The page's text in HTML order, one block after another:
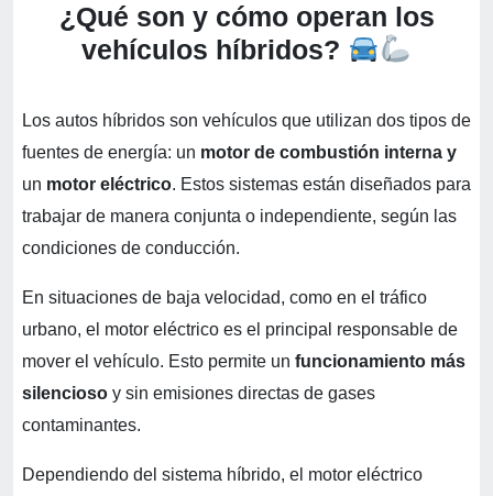
¿Qué son y cómo operan los
vehículos híbridos?
Los autos híbridos son vehículos que utilizan dos tipos de
fuentes de energía: un motor de combustión interna y
un motor eléctrico. Estos sistemas están diseñados para
trabajar de manera conjunta o independiente, según las
condiciones de conducción.
En situaciones de baja velocidad, como en el tráfico
urbano, el motor eléctrico es el principal responsable de
mover el vehículo. Esto permite un funcionamiento más
silencioso y sin emisiones directas de gases
contaminantes.
Dependiendo del sistema híbrido, el motor eléctrico